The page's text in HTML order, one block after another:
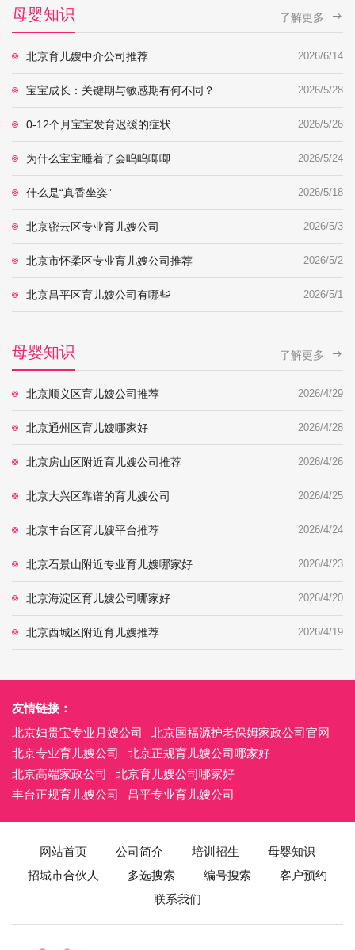
母婴知识 了解更多
北京育儿嫂中介公司推荐 2026/6/14
宝宝成长：关键期与敏感期有何不同？ 2026/5/28
0-12个月宝宝发育迟缓的症状 2026/5/26
为什么宝宝睡着了会呜呜唧唧 2026/5/24
什么是“真香坐姿” 2026/5/18
北京密云区专业育儿嫂公司 2026/5/3
北京市怀柔区专业育儿嫂公司推荐 2026/5/2
北京昌平区育儿嫂公司有哪些 2026/5/1
母婴知识 了解更多
北京顺义区育儿嫂公司推荐 2026/4/29
北京通州区育儿嫂哪家好 2026/4/28
北京房山区附近育儿嫂公司推荐 2026/4/26
北京大兴区靠谱的育儿嫂公司 2026/4/25
北京丰台区育儿嫂平台推荐 2026/4/24
北京石景山附近专业育儿嫂哪家好 2026/4/23
北京海淀区育儿嫂公司哪家好 2026/4/20
北京西城区附近育儿嫂推荐 2026/4/19
友情链接：
北京妇贵宝专业月嫂公司
北京国福源护老保姆家政公司官网
北京专业育儿嫂公司
北京正规育儿嫂公司哪家好
北京高端家政公司
北京育儿嫂公司哪家好
丰台正规育儿嫂公司
昌平专业育儿嫂公司
网站首页 公司简介 培训招生
母婴知识
招城市合伙人
多选搜索 编号搜索
客户预约
联系我们